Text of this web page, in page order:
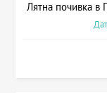
Лятна почивка